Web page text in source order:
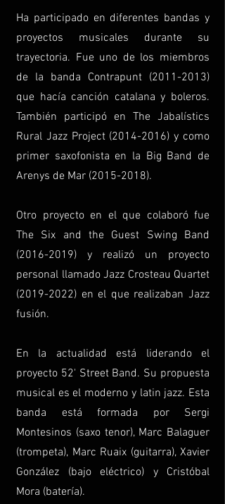
Ha participado en diferentes bandas y
proyectos musicales durante su
trayectoria. Fue uno de los miembros
de la banda Contrapunt (2011-2013)
que hacía canción catalana y boleros.
También participó en The Jabalístics
Rural Jazz Project (2014-2016) y como
primer saxofonista en la Big Band de
Arenys de Mar (2015-2018).
Otro proyecto en el que colaboró fue
The Six and the Guest Swing Band
(2016-2019) y realizó un proyecto
personal llamado Jazz Crosteau Quartet
(2019-2022) en el que realizaban Jazz
fusión.
En la actualidad está liderando el
proyecto 52' Street Band. Su propuesta
musical es el moderno y latin jazz. Esta
banda está formada por Sergi
Montesinos (saxo tenor), Marc Balaguer
(trompeta), Marc Ruaix (guitarra), Xavier
González (bajo eléctrico) y Cristóbal
Mora (batería).